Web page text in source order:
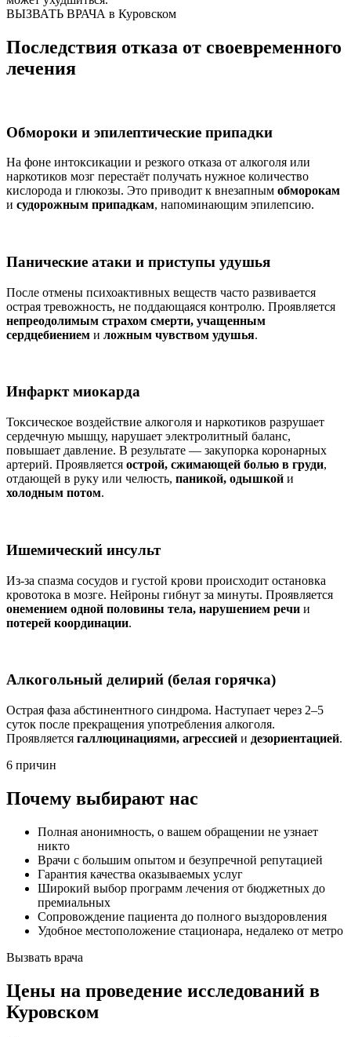
ВЫЗВАТЬ ВРАЧА в Куровском
Последствия отказа от своевременного
лечения
Обмороки и эпилептические припадки
На фоне интоксикации и резкого отказа от алкоголя или
наркотиков мозг перестаёт получать нужное количество
кислорода и глюкозы. Это приводит к внезапным обморокам
и судорожным припадкам, напоминающим эпилепсию.
Панические атаки и приступы удушья
После отмены психоактивных веществ часто развивается
острая тревожность, не поддающаяся контролю. Проявляется
непреодолимым страхом смерти, учащенным
сердцебиением и ложным чувством удушья.
Инфаркт миокарда
Токсическое воздействие алкоголя и наркотиков разрушает
сердечную мышцу, нарушает электролитный баланс,
повышает давление. В результате — закупорка коронарных
артерий. Проявляется острой, сжимающей болью в груди,
отдающей в руку или челюсть, паникой, одышкой и
холодным потом.
Ишемический инсульт
Из-за спазма сосудов и густой крови происходит остановка
кровотока в мозге. Нейроны гибнут за минуты. Проявляется
онемением одной половины тела, нарушением речи и
потерей координации.
Алкогольный делирий (белая горячка)
Острая фаза абстинентного синдрома. Наступает через 2–5
суток после прекращения употребления алкоголя.
Проявляется галлюцинациями, агрессией и дезориентацией.
6 причин
Почему выбирают нас
Полная анонимность, о вашем обращении не узнает
никто
Врачи с большим опытом и безупречной репутацией
Гарантия качества оказываемых услуг
Широкий выбор программ лечения от бюджетных до
премиальных
Сопровождение пациента до полного выздоровления
Удобное местоположение стационара, недалеко от метро
Вызвать врача
Цены на проведение исследований в
Куровском